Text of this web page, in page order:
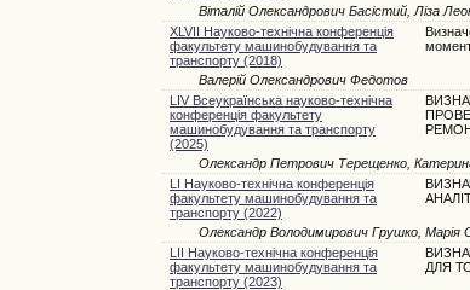
Віталій Олександрович Басістий, Ліза
XLVII Науково-технічна конференція
факультету машинобудування та
транспорту (2018)
Валерій Олександрович Федотов
LIV Всеукраїнська науково-технічна
конференція факультету
машинобудування та транспорту
(2025)
Олександр Петрович Терещенко,
LI Науково-технічна конференція
факультету машинобудування та
транспорту (2022)
Олександр Володимирович Грушко, Марія
LII Науково-технічна конференція
факультету машинобудування та
транспорту (2023)
ДЛЯ